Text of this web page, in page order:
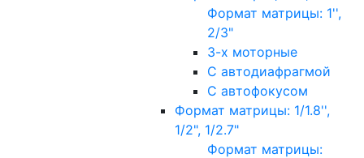
Формат матрицы: 1'',
2/3"
3-х моторные
С автодиафрагмой
С автофокусом
Формат матрицы: 1/1.8'',
1/2", 1/2.7"
Формат матрицы: